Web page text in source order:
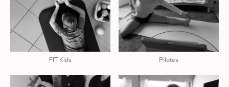
FIT Kids Pilates